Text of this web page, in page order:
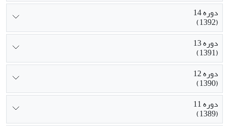
دوره 14
(1392)
دوره 13
(1391)
دوره 12
(1390)
دوره 11
(1389)